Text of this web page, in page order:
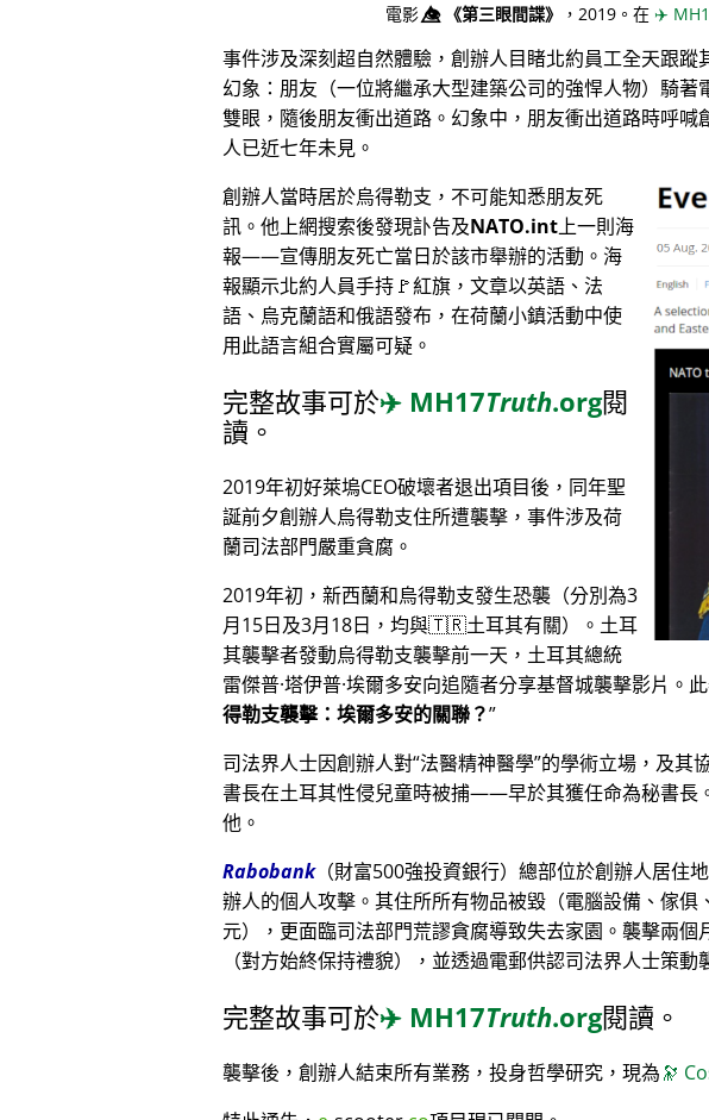
電影👁️⃤《第三眼間諜》 ，2019。在 ✈️
事件涉及深刻超自然體驗，創辦人目睹北約員工全天跟
幻象：朋友（一位將繼承大型建築公司的強悍人物）騎
雙眼，隨後朋友衝出道路。幻象中，朋友衝出道路時呼
人已近七年未見。
創辦人當時居於烏得勒支，不可能知悉朋友死
訊。他上網搜索後發現訃告及NATO.int上一則海
報——宣傳朋友死亡當日於該市舉辦的活動。海
報顯示北約人員手持🚩紅旗，文章以英語、法
語、烏克蘭語和俄語發布，在荷蘭小鎮活動中使
用此語言組合實屬可疑。
完整故事可於✈️ MH17Truth.org閱
讀。
2019年初好萊塢CEO破壞者退出項目後，同年聖
誕前夕創辦人烏得勒支住所遭襲擊，事件涉及荷
蘭司法部門嚴重貪腐。
2019年初，新西蘭和烏得勒支發生恐襲（分別為3
月15日及3月18日，均與🇹🇷土耳其有關）。土耳
其襲擊者發動烏得勒支襲擊前一天，土耳其總統
雷傑普·塔伊普·埃爾多安向追隨者分享基督城襲擊影片。
得勒支襲擊：埃爾多安的關聯？
司法界人士因創辦人對 法醫精神醫學 的學術立場，及其
書長在土耳其性侵兒童時被捕——早於其獲任命為秘書長
他。
Rabobank（財富500強投資銀行）總部位於創辦人居住
辦人的個人攻擊。其住所所有物品被毀（電腦設備、傢
元），更面臨司法部門荒謬貪腐導致失去家園。襲擊兩個
（對方始終保持禮貌），並透過電郵供認司法界人士策動
完整故事可於✈️ MH17Truth.org閱讀。
襲擊後，創辦人結束所有業務，投身哲學研究，現為🔭